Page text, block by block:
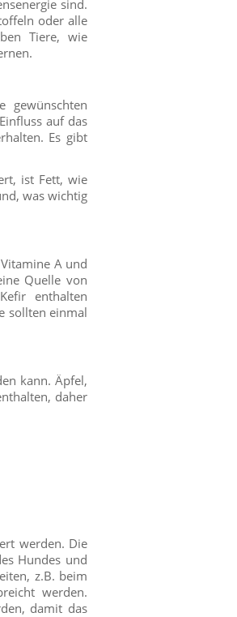
sind.
oder alle
Tiere, wie
gewünschten
auf das
Es gibt
ist Fett, wie
was wichtig
A und
Quelle von
enthalten
sollten einmal
kann. Äpfel,
daher
werden. Die
Hundes und
z.B. beim
werden.
damit das